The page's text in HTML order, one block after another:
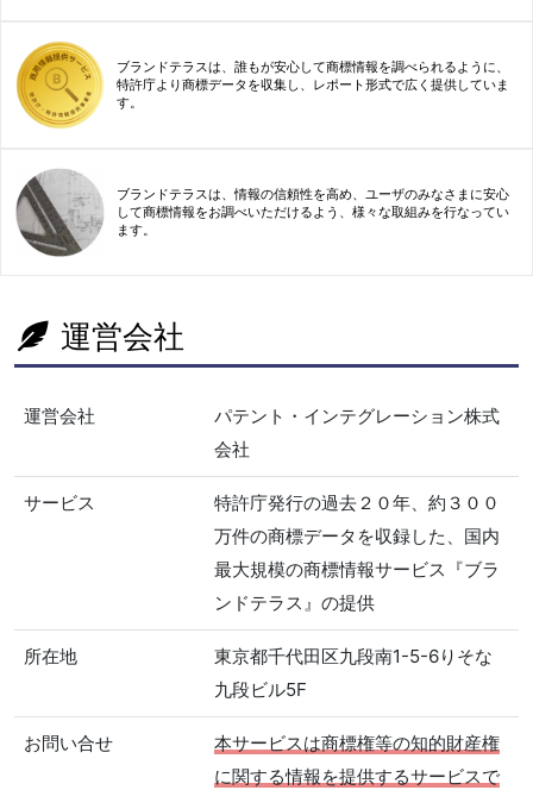
ブランドテラスは、誰もが安心して商標情報を調べられるように、
特許庁より商標データを収集し、レポート形式で広く提供していま
す。
ブランドテラスは、情報の信頼性を高め、ユーザのみなさまに安心
して商標情報をお調べいただけるよう、様々な取組みを行なってい
ます。
運営会社
運営会社
パテント・インテグレーション株式
会社
サービス
特許庁発行の過去２０年、約３００
万件の商標データを収録した、国内
最大規模の商標情報サービス『ブラ
ンドテラス』の提供
所在地
東京都千代田区九段南1-5-6りそな
九段ビル5F
お問い合せ
本サービスは商標権等の知的財産権
に関する情報を提供するサービスで